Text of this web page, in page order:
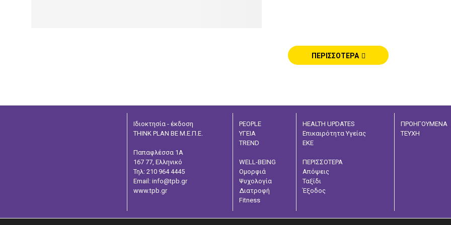
ΠΕΡΙΣΣΟΤΕΡΑ
Ιδιοκτησία - έκδοση
THINK PLAN BE Μ.Ε.Π.Ε.
Παπαφλέσσα 1Α
167 77, Ελληνικό
Τηλ: 210 964 4445
Email: info@tpb.gr
www.tpb.gr
PEOPLE
ΥΓΕΙΑ
TREND
WELL-BEING
Ομορφιά
Ψυχολογία
Διατροφή
Fitness
HEALTH UPDATES
Επικαιρότητα Υγείας
ΕΚΕ
ΠΕΡΙΣΣΟΤΕΡΑ
Απόψεις
Ταξίδι
Έξοδος
ΠΡΟΗΓΟΥΜΕΝΑ
ΤΕΥΧΗ